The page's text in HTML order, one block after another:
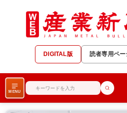
DIGITAL版 読者専用ペー
MENU